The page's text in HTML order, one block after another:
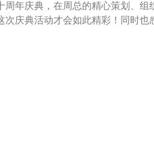
年庆典，在周总的精心策划、
庆典活动才会如此精彩！同时